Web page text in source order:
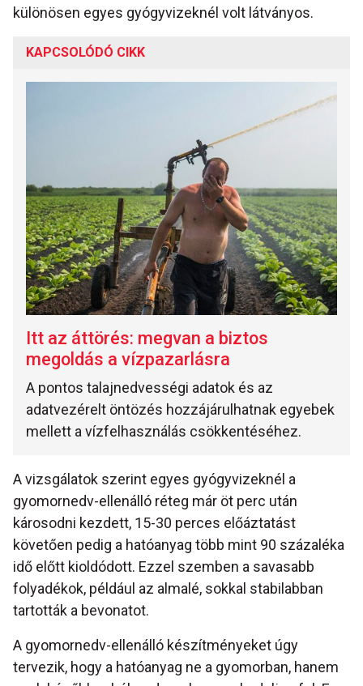
különösen egyes gyógyvizeknél volt látványos.
KAPCSOLÓDÓ CIKK
Itt az áttörés: megvan a biztos
megoldás a vízpazarlásra
A pontos talajnedvességi adatok és az
adatvezérelt öntözés hozzájárulhatnak egyebek
mellett a vízfelhasználás csökkentéséhez.
A vizsgálatok szerint egyes gyógyvizeknél a
gyomornedv-ellenálló réteg már öt perc után
károsodni kezdett, 15-30 perces előáztatást
követően pedig a hatóanyag több mint 90 százaléka
idő előtt kioldódott. Ezzel szemben a savasabb
folyadékok, például az almalé, sokkal stabilabban
tartották a bevonatot.
A gyomornedv-ellenálló készítményeket úgy
tervezik, hogy a hatóanyag ne a gyomorban, hanem